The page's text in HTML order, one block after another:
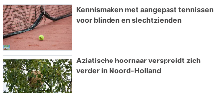
Kennismaken met aangepast tennissen
voor blinden en slechtzienden
Aziatische hoornaar verspreidt zich
verder in Noord-Holland